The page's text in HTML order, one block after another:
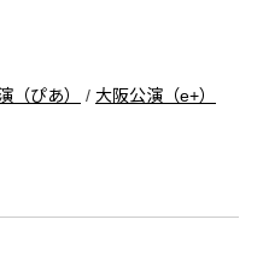
（ぴあ） / 大阪公演（e+）